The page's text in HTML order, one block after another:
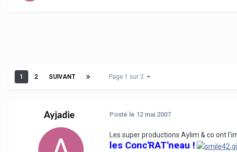
1 2 SUIVANT Page 1 sur 2
Ayjadie Posté le 12 mai 2007
Les super productions Aylim & co ont
les Conc'RAT'neau !